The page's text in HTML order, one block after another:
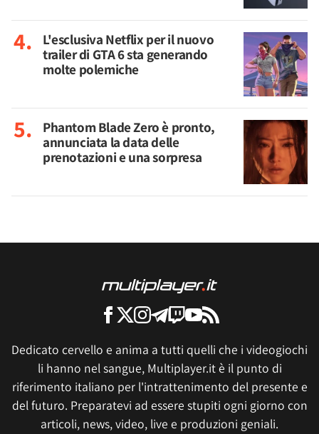
L'esclusiva Netflix per il nuovo
trailer di GTA 6 sta generando
molte polemiche
Phantom Blade Zero è pronto,
annunciata la data delle
prenotazioni e una sorpresa
Dedicato cervello e anima a tutti quelli che i videogiochi
li hanno nel sangue, Multiplayer.it è il punto di
riferimento italiano per l'intrattenimento del presente e
del futuro. Preparatevi ad essere stupiti ogni giorno con
articoli, news, video, live e produzioni geniali.